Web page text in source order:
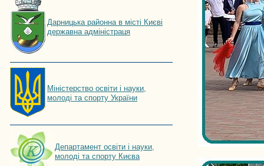
Дарницька районна в місті Києві
державна адміністраця
Мiнiстерство освiти і науки,
молоді та спорту України
Департамент освіти і науки,
молоді та спорту Києва